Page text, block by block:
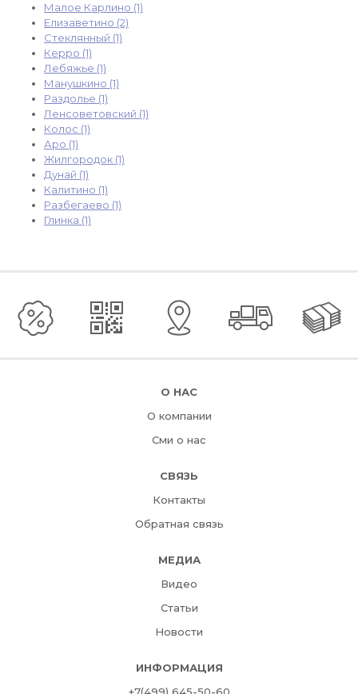
Малое Карлино (1)
Елизаветино (2)
Стеклянный (1)
Керро (1)
Лебяжье (1)
Манушкино (1)
Раздолье (1)
Ленсоветовский (1)
Колос (1)
Аро (1)
Жилгородок (1)
Дунай (1)
Калитино (1)
Разбегаево (1)
Глинка (1)
О НАС
О компании
Сми о нас
СВЯЗЬ
Контакты
Обратная связь
МЕДИА
Видео
Статьи
Новости
ИНФОРМАЦИЯ